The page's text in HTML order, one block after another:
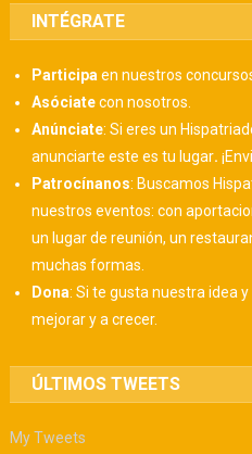
INTÉGRATE
Participaen nuestros
Asóciatecon nosotros.
Anúnciate: Si eres un
anunciarte este es tu lugar.
Patrocínanos: Buscamos
nuestros eventos: con
un lugar de reunión, un
muchas formas.
Dona: Si te gusta nuestra idea
mejorar y a crecer.
ÚLTIMOS TWEETS
My Tweets